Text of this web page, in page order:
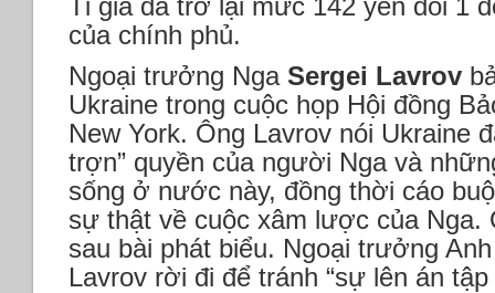
của chính phủ.
Ngoại trưởng Nga Sergei Lavrov
Ukraine trong cuộc họp Hội đồng
New York. Ông Lavrov nói Ukraine
trợn” quyền của người Nga và
sống ở nước này, đồng thời cáo
sự thật về cuộc xâm lược của Nga.
sau bài phát biểu. Ngoại trưởng
Lavrov rời đi để tránh “sự lên án